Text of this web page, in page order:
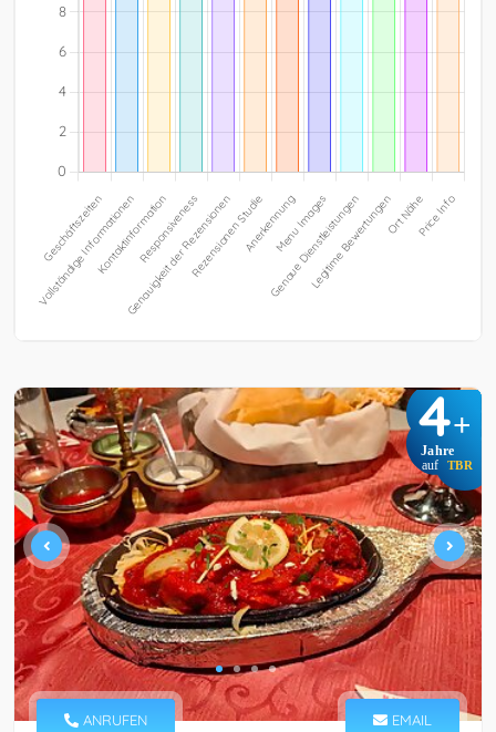
4+
Jahre
auf TBR
ANRUFEN EMAIL